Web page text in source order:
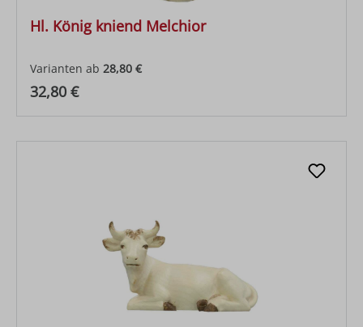
Hl. König kniend Melchior
Varianten ab 28,80 €
Regulärer Preis:
32,80 €